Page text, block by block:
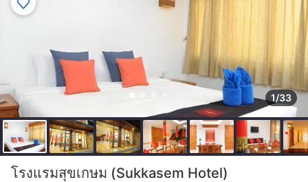
1/33
โรงแรมสุขเกษม (Sukkasem Hotel)
ระดับดาว: 2 ดาว